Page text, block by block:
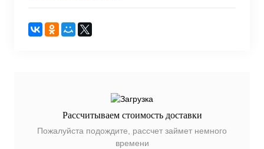
Рассчитываем стоимость доставки
Пожалуйста подождите, рассчет займет немного
времени